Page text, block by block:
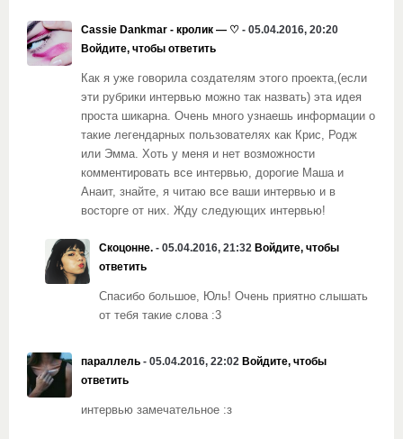
Cassie Dankmar - кролик — ♡ - 05.04.2016, 20:20
Войдите, чтобы ответить
Как я уже говорила создателям этого проекта,(если
эти рубрики интервью можно так назвать) эта идея
проста шикарна. Очень много узнаешь информации о
такие легендарных пользователях как Крис, Родж
или Эмма. Хоть у меня и нет возможности
комментировать все интервью, дорогие Маша и
Анаит, знайте, я читаю все ваши интервью и в
восторге от них. Жду следующих интервью!
Скоцонне. - 05.04.2016, 21:32 Войдите, чтобы
ответить
Спасибо большое, Юль! Очень приятно слышать
от тебя такие слова :3
параллель - 05.04.2016, 22:02 Войдите, чтобы
ответить
интервью замечательное :з